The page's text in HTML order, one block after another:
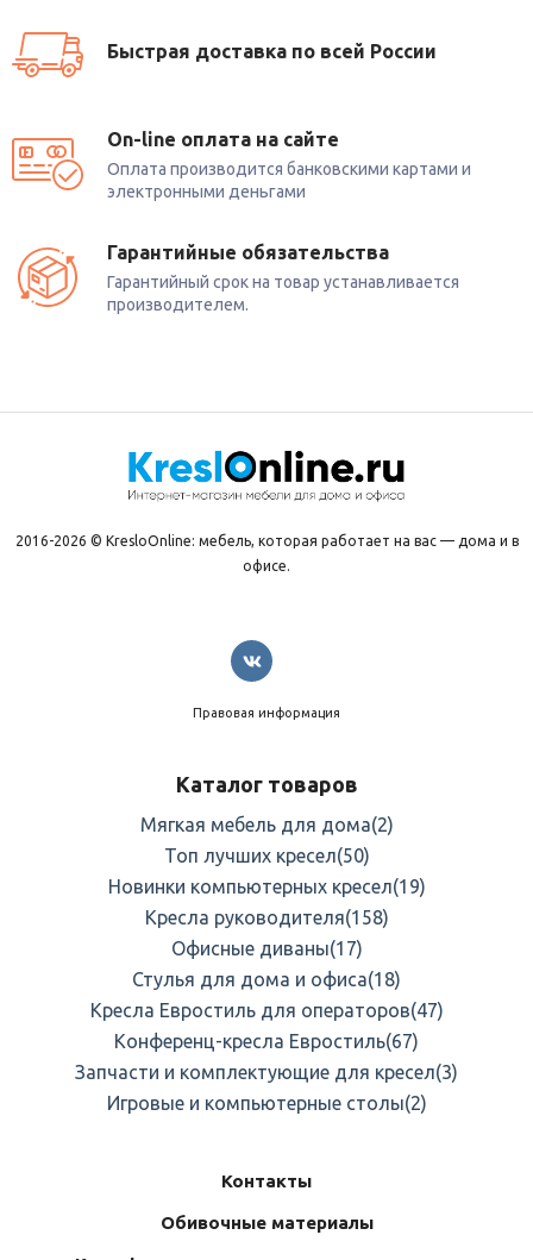
Быстрая доставка по всей России
On-line оплата на сайте
Оплата производится банковскими картами и
электронными деньгами
Гарантийные обязательства
Гарантийный срок на товар устанавливается
производителем.
2016-2026 © KresloOnline: мебель, которая работает на вас — дома и в
офисе.
Правовая информация
Каталог товаров
Мягкая мебель для дома(2)
Топ лучших кресел(50)
Новинки компьютерных кресел(19)
Кресла руководителя(158)
Офисные диваны(17)
Стулья для дома и офиса(18)
Кресла Евростиль для операторов(47)
Конференц-кресла Евростиль(67)
Запчасти и комплектующие для кресел(3)
Игровые и компьютерные столы(2)
Контакты
Обивочные материалы